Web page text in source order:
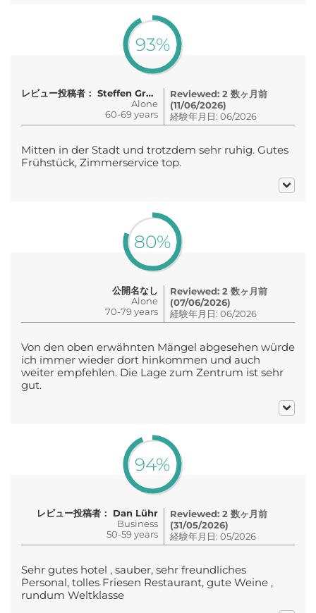
93%
レビュー投稿者： Steffen Groß
Alone
60-69 years
Reviewed: 2 数ヶ月前
(11/06/2026)
経験年月日: 06/2026
Mitten in der Stadt und trotzdem sehr ruhig. Gutes
Frühstück, Zimmerservice top.
80%
公開名なし
Alone
70-79 years
Reviewed: 2 数ヶ月前
(07/06/2026)
経験年月日: 06/2026
Von den oben erwähnten Mängel abgesehen würde
ich immer wieder dort hinkommen und auch
weiter empfehlen. Die Lage zum Zentrum ist sehr
gut.
94%
レビュー投稿者： Dan Lühr
Business
50-59 years
Reviewed: 2 数ヶ月前
(31/05/2026)
経験年月日: 05/2026
Sehr gutes hotel , sauber, sehr freundliches
Personal, tolles Friesen Restaurant, gute Weine ,
rundum Weltklasse